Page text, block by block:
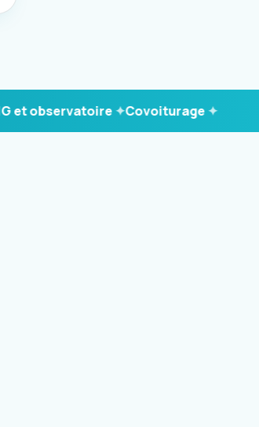
Covoiturage